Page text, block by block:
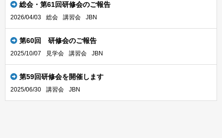
総会・第61回研修会のご報告
2026/04/03 総会 講習会 JBN
第60回 研修会のご報告
2025/10/07 見学会 講習会 JBN
第59回研修会を開催します
2025/06/30 講習会 JBN